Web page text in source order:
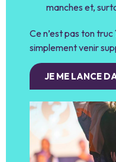
manches et,
Ce n’est pas ton
simplement venir
JE ME LANCE